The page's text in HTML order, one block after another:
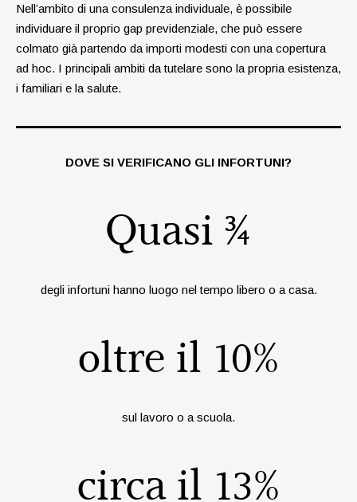
Nell’ambito di una consulenza individuale, è possibile
individuare il proprio gap previdenziale, che può essere
colmato già partendo da importi modesti con una copertura
ad hoc. I principali ambiti da tutelare sono la propria esistenza,
i familiari e la salute.
DOVE SI VERIFICANO GLI INFORTUNI?
Quasi ¾
degli infortuni hanno luogo nel tempo libero o a casa.
oltre il 10%
sul lavoro o a scuola.
circa il 13%